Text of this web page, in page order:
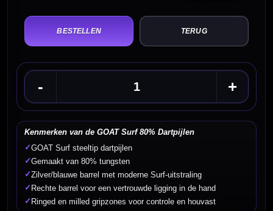
TERUG
Kenmerken van de GOAT Surf 80% Dartpijlen
✓GOAT Surf steeltip dartpijlen
✓Gemaakt van 80% tungsten
✓Zilver/blauwe barrel met moderne Surf-uitstraling
✓ Rechte barrel voor een vertrouwde ligging in de hand
✓ Ringed en milled gripzones voor controle en houvast
- +